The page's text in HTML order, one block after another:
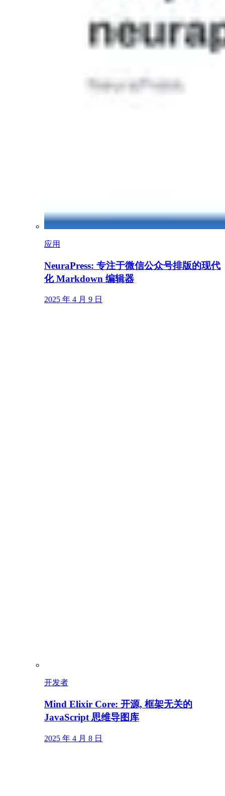
应用
NeuraPress: 专注于微信公众号排版的现代
化 Markdown 编辑器
2025 年 4 月 9 日
开发者
Mind Elixir Core: 开源, 框架无关的
JavaScript 思维导图库
2025 年 4 月 8 日